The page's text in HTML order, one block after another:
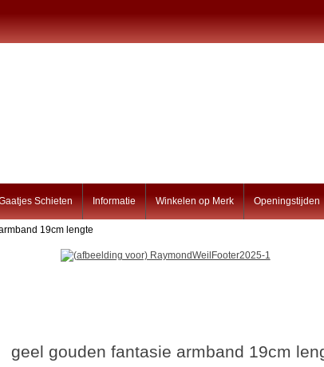
Schieten Informatie Winkelen op Merk Openingstijden
19cm lengte
geel gouden fantasie armband 19cm